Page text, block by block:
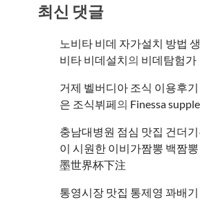
최신 댓글
노비타 비데 자가설치 방법
비타 비데설치의 비데탐험가
거제 벨버디아 조식 이용후
은 조식뷔페의 ​Finessa
충남대병원 점심 맛집 건더
이 시원한 이비가짬뽕 백짬
墨世界杯下注
통영시장 맛집 통제영 꽈배